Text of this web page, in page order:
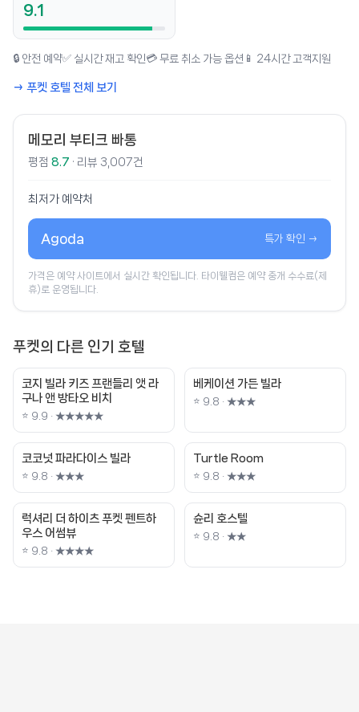
9.1
🔒 안전 예약✅ 실시간 재고 확인 💳 무료 취소 가능 옵션 📱 24시간 고객지원
→ 푸켓 호텔 전체 보기
메모리 부티크 빠통
평점 8.7 · 리뷰 3,007건
최저가 예약처
Agoda 특가 확인 →
가격은 예약 사이트에서 실시간 확인됩니다. 타이웰컴은 예약 중개 수수료(제
휴)로 운영됩니다.
푸켓의 다른 인기 호텔
코지 빌라 키즈 프랜들리 앳 라
구나 앤 방타오 비치
⭐ 9.9 · ★★★★★
베케이션 가든 빌라
⭐ 9.8 · ★★★
코코넛 파라다이스 빌라
⭐ 9.8 · ★★★
Turtle Room
⭐ 9.8 · ★★★
럭셔리 더 하이츠 푸켓 펜트하
우스 어썸뷰
⭐ 9.8 · ★★★★
슌리 호스텔
⭐ 9.8 · ★★